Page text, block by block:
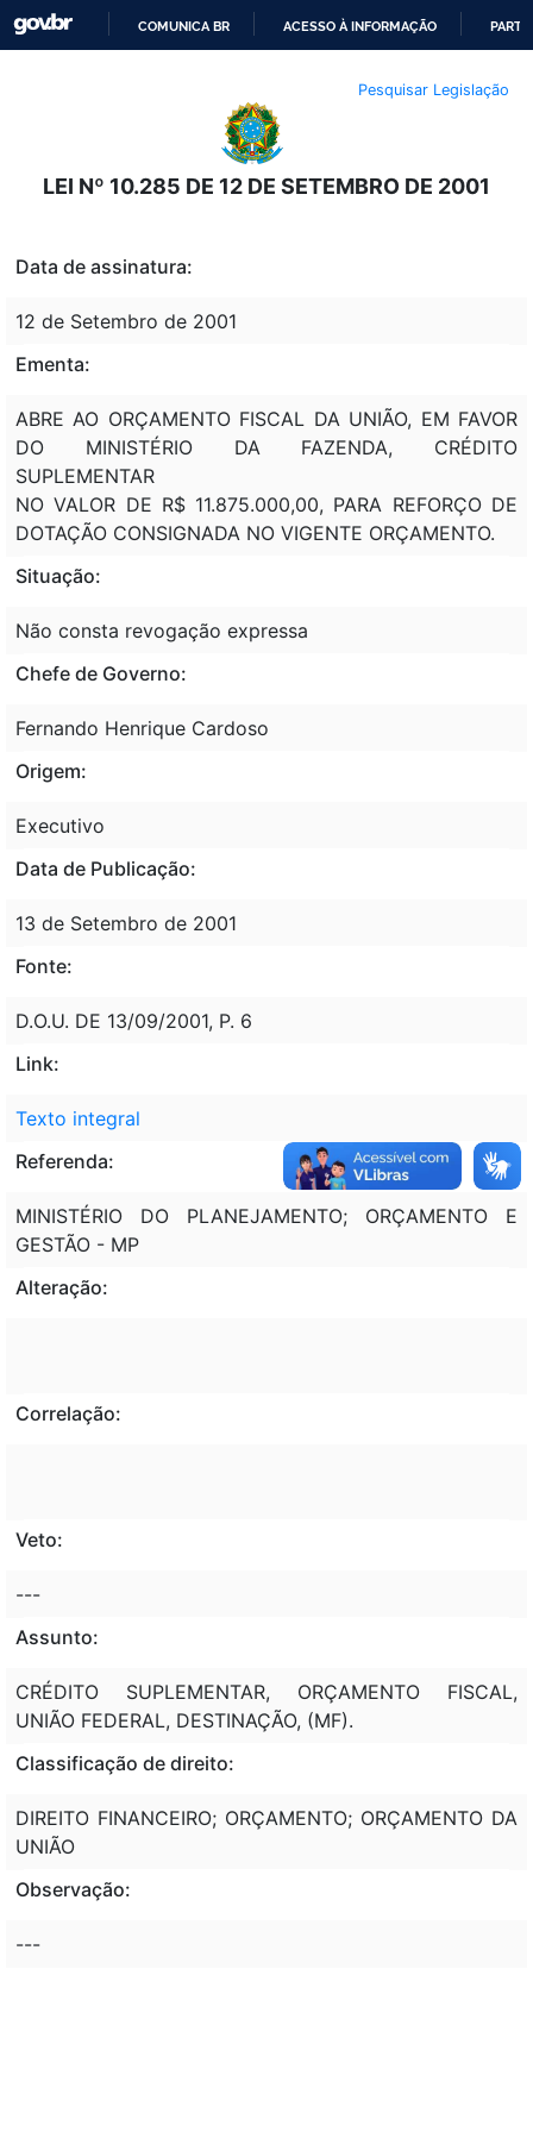
O
CONTEÚDO
COMUNICA BR ACESSO À INFORMAÇÃO
Pesquisar Legislação
LEI Nº 10.285 DE 12 DE SETEMBRO DE 2001
Data de assinatura:
12 de Setembro de 2001
Ementa:
ABRE AO ORÇAMENTO FISCAL DA UNIÃO, EM FAVOR
DO MINISTÉRIO DA FAZENDA, CRÉDITO
SUPLEMENTAR
NO VALOR DE R$ 11.875.000,00, PARA REFORÇO DE
DOTAÇÃO CONSIGNADA NO VIGENTE ORÇAMENTO.
Situação:
Não consta revogação expressa
Chefe de Governo:
Fernando Henrique Cardoso
Origem:
Executivo
Data de Publicação:
13 de Setembro de 2001
Fonte:
D.O.U. DE 13/09/2001, P. 6
Link:
Texto integral
Referenda:
MINISTÉRIO DO PLANEJAMENTO; ORÇAMENTO E
GESTÃO - MP
Alteração:
Correlação:
Veto:
---
Assunto:
CRÉDITO SUPLEMENTAR, ORÇAMENTO FISCAL,
UNIÃO FEDERAL, DESTINAÇÃO, (MF).
Classificação de direito:
DIREITO FINANCEIRO; ORÇAMENTO; ORÇAMENTO DA
UNIÃO
Observação:
---